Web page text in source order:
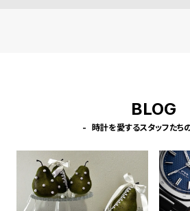
ラ
ス
BLOG
時計を愛するスタッフたち